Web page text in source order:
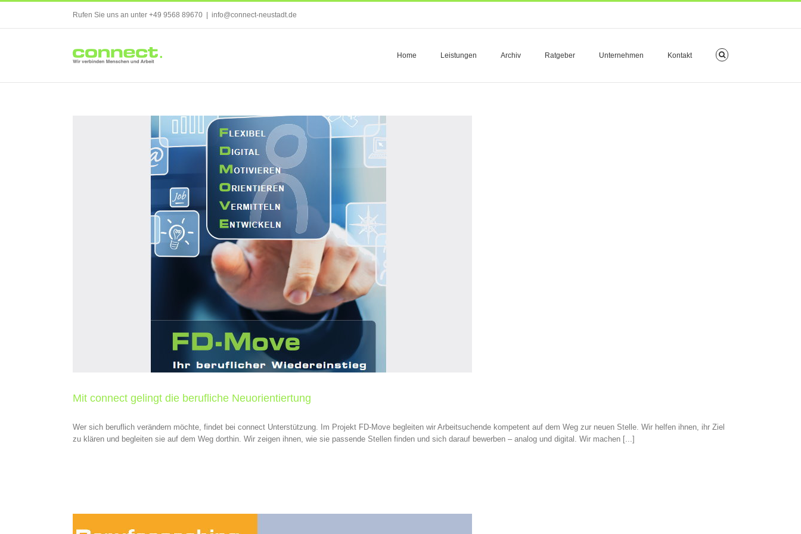
content
Rufen Sie uns an unter +49 9568 89670 info@connect-neustadt.de
Home Leistungen Archiv Ratgeber Unternehmen Kontakt
Mit connect gelingt die berufliche Neuorientiertung
Wer sich beruflich verändern möchte, findet bei connect Unterstützung. Im Projekt FD-Move begleiten wir Arbeitsuchende kompetent auf dem Weg zur neuen Stelle. Wir helfen ihnen, ihr Ziel
zu klären und begleiten sie auf dem Weg dorthin. Wir zeigen ihnen, wie sie passende Stellen finden und sich darauf bewerben – analog und digital. Wir machen [...]